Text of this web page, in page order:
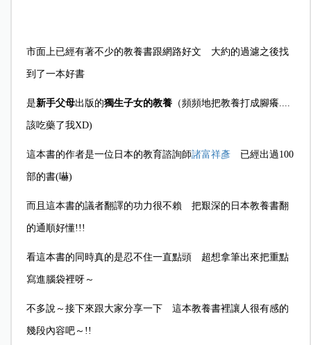
市面上已經有著不少的教養書跟網路好文 大約的過濾之後找
到了一本好書
是新手父母出版的獨生子女的教養（頻頻地把教養打成腳癢....
該吃藥了我XD)
這本書的作者是一位日本的教育諮詢師諸富祥彥 已經出過100
部的書(嚇)
而且這本書的議者翻譯的功力很不賴 把艱深的日本教養書翻
的通順好懂!!!
看這本書的同時真的是忍不住一直點頭 超想拿筆出來把重點
寫進腦袋裡呀～
不多說～接下來跟大家分享一下 這本教養書裡讓人很有感的
幾段內容吧～!!